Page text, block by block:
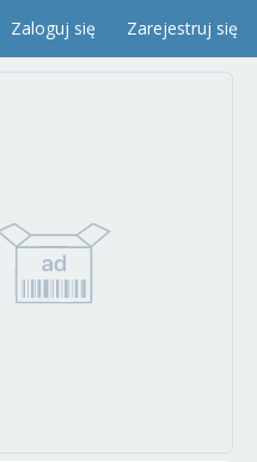
Zaloguj się Zarejestruj się